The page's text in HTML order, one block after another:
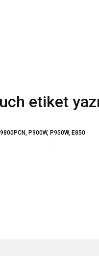
etiket
P900W, P950W, E850